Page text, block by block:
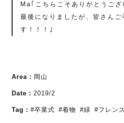
Ma｢こちらこそありがとうござ
最後になりましたが、皆さんご
す！！！｣
Area： 岡山
Date： 2019/2
Tag： #卒業式 #着物 #緑 #フレン